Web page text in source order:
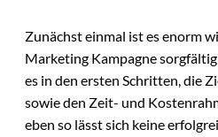
Zunächst einmal ist es enorm
Marketing Kampagne
es in den ersten Schritten, die
sowie den Zeit- und
eben so lässt sich keine